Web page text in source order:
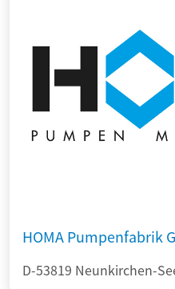
HOMA Pumpenfabrik
D-53819 Neunkirchen-